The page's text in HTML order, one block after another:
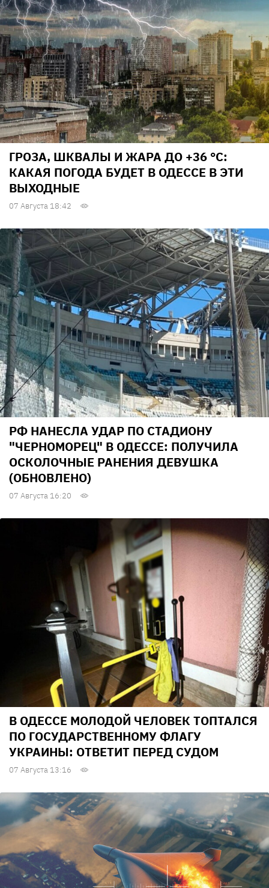
ГРОЗА, ШКВАЛЫ И ЖАРА ДО +36 °С:
КАКАЯ ПОГОДА БУДЕТ В ОДЕССЕ В ЭТИ
ВЫХОДНЫЕ
07 Августа 18:42
РФ НАНЕСЛА УДАР ПО СТАДИОНУ
"ЧЕРНОМОРЕЦ" В ОДЕССЕ: ПОЛУЧИЛА
ОСКОЛОЧНЫЕ РАНЕНИЯ ДЕВУШКА
(ОБНОВЛЕНО)
07 Августа 16:20
В ОДЕССЕ МОЛОДОЙ ЧЕЛОВЕК ТОПТАЛСЯ
ПО ГОСУДАРСТВЕННОМУ ФЛАГУ
УКРАИНЫ: ОТВЕТИТ ПЕРЕД СУДОМ
07 Августа 13:16